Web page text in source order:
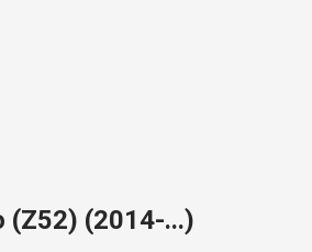
(Z52) (2014-...)